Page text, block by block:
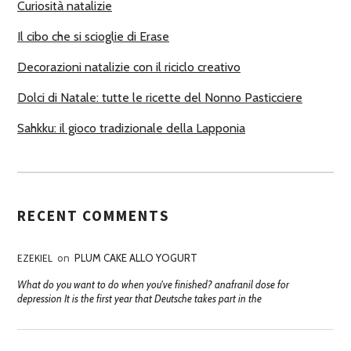
I
Curiosità natalizie
Il cibo che si scioglie di Erase
Decorazioni natalizie con il riciclo creativo
Dolci di Natale: tutte le ricette del Nonno Pasticciere
Sahkku: il gioco tradizionale della Lapponia
RECENT COMMENTS
EZEKIEL on PLUM CAKE ALLO YOGURT
What do you want to do when you've finished? anafranil dose for
depression It is the first year that Deutsche takes part in the